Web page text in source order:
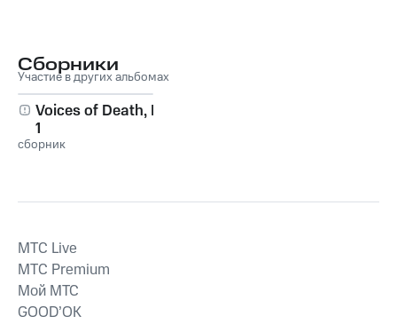
Сборники
Участие в других альбомах
Voices of Death, Pt.
1
сборник
MTС Live
MTС Premium
Мой МТС
GOOD’OK